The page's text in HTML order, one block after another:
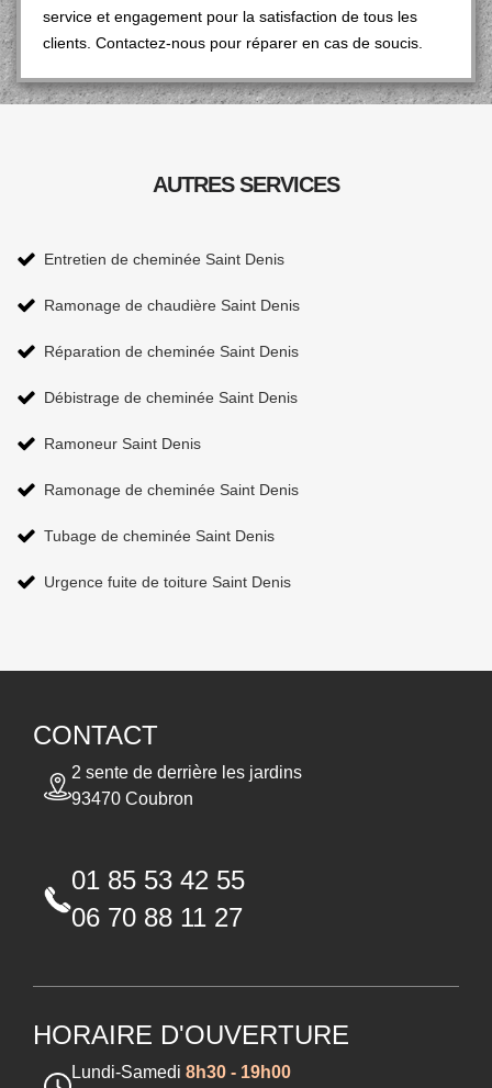
service et engagement pour la satisfaction de tous les
clients. Contactez-nous pour réparer en cas de soucis.
AUTRES SERVICES
Entretien de cheminée Saint Denis
Ramonage de chaudière Saint Denis
Réparation de cheminée Saint Denis
Débistrage de cheminée Saint Denis
Ramoneur Saint Denis
Ramonage de cheminée Saint Denis
Tubage de cheminée Saint Denis
Urgence fuite de toiture Saint Denis
CONTACT
2 sente de derrière les jardins
93470 Coubron
01 85 53 42 55
06 70 88 11 27
HORAIRE D'OUVERTURE
Lundi-Samedi 8h30 - 19h00